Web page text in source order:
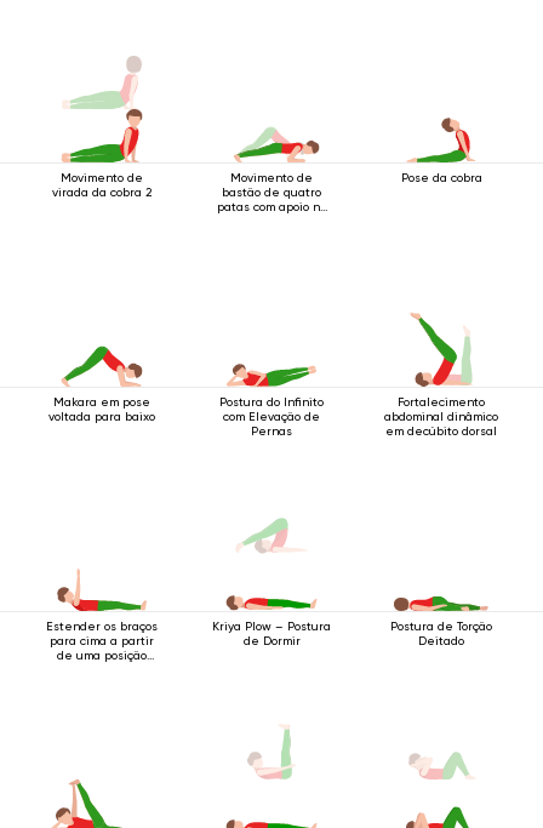
Movimento de
virada da cobra 2
Movimento de
bastão de quatro
patas com apoio no
Pose da cobra
Makara em pose
voltada para baixo
Postura do Infinito
com Elevação de
Pernas
Fortalecimento
abdominal dinâmico
em decúbito dorsal
Estender os braços
para cima a partir
de uma posição
Kriya Plow – Postura
de Dormir
Postura de Torção
Deitado